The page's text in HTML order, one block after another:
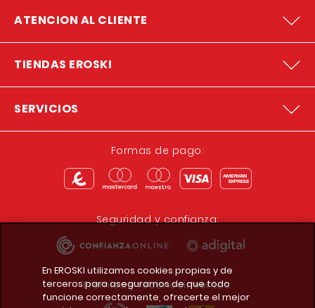
ATENCION AL CLIENTE
TIENDAS EROSKI
SERVICIOS
Formas de pago:
Seguridad y confianza:
Premios y reconocimientos:
En EROSKI utilizamos cookies propias y de
terceros para asegurarnos de que todo
funcione correctamente, ofrecerte el mejor